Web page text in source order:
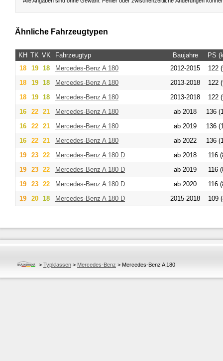
Ähnliche Fahrzeugtypen
KH TK VK Fahrzeugtyp Baujahre
PS
18
19 18 Mercedes-Benz A 180 2012-2015
122
18
19 18 Mercedes-Benz A 180 2013-2018
122
18
19 18 Mercedes-Benz A 180 2013-2018
122
16
22 21 Mercedes-Benz A 180 ab 2018
136
16
22 21 Mercedes-Benz A 180 ab 2019
136
16
22 21 Mercedes-Benz A 180 ab 2022
136
19
23 22 Mercedes-Benz A 180 D ab 2018
116
19
23 22 Mercedes-Benz A 180 D ab 2019
116
19
23 22 Mercedes-Benz A 180 D ab 2020
116
19
20 18 Mercedes-Benz A 180 D 2015-2018 109
> Typklassen > Mercedes-Benz > Mercedes-Benz A 180